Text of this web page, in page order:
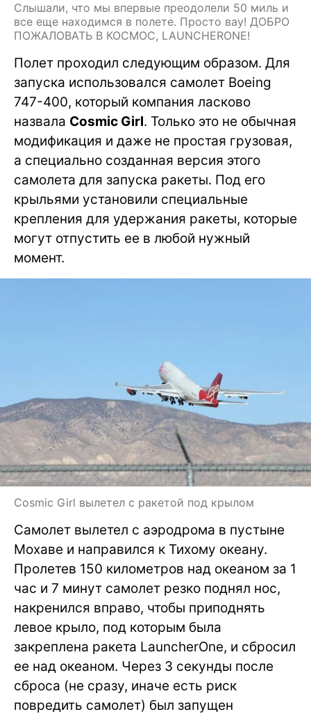
Слышали, что мы впервые преодолели 50 миль и
все еще находимся в полете. Просто вау! ДОБРО
ПОЖАЛОВАТЬ В КОСМОС, LAUNCHERONE!
Полет проходил следующим образом. Для
запуска использовался самолет Boeing
747-400, который компания ласково
назвала Cosmic Girl. Только это не обычная
модификация и даже не простая грузовая,
а специально созданная версия этого
самолета для запуска ракеты. Под его
крыльями установили специальные
крепления для удержания ракеты, которые
могут отпустить ее в любой нужный
момент.
Cosmic Girl вылетел с ракетой под крылом
Самолет вылетел с аэродрома в пустыне
Мохаве и направился к Тихому океану.
Пролетев 150 километров над океаном за 1
час и 7 минут самолет резко поднял нос,
накренился вправо, чтобы приподнять
левое крыло, под которым была
закреплена ракета LauncherOne, и сбросил
ее над океаном. Через 3 секунды после
сброса (не сразу, иначе есть риск
повредить самолет) был запущен